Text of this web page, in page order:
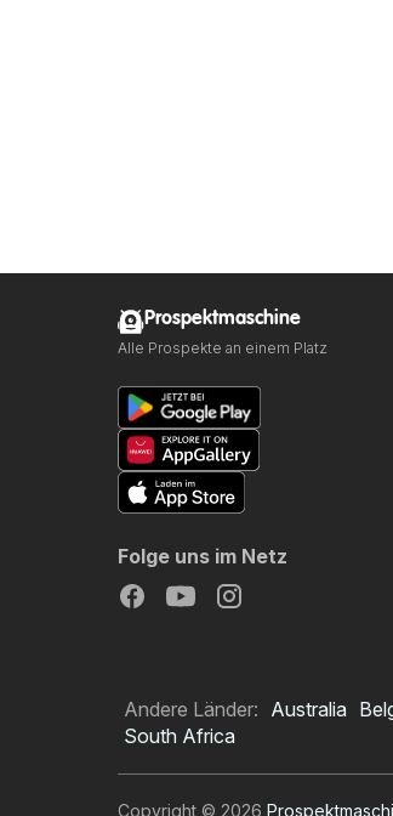
Prospektmaschine
Alle Prospekte an einem Platz
Folge uns im Netz
Andere Länder: Australia
South Africa
Copyright © 2026